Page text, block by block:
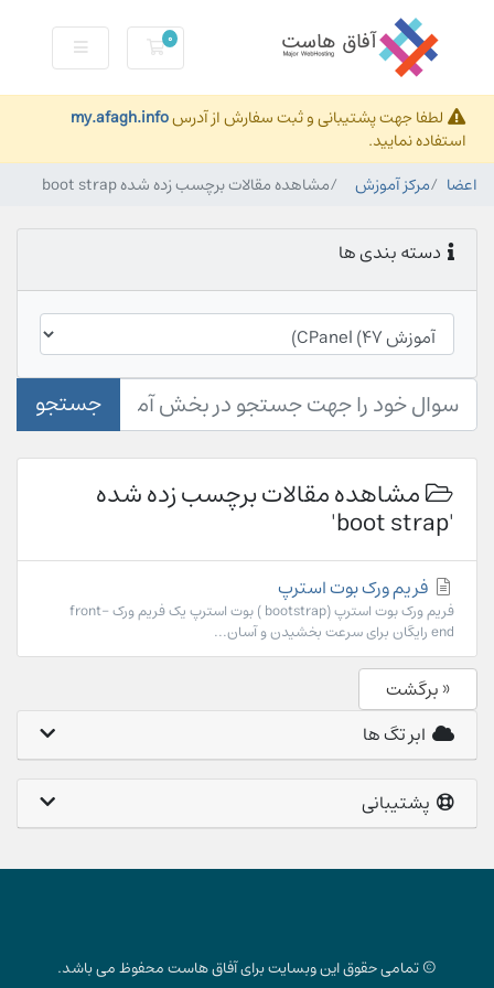
0 کارت خرید
لطفا جهت پشتیبانی و ثبت سفارش از آدرسmy.afagh.info
استفاده نمایید.
اعضا
مرکز آموزش مشاهده مقالات برچسب زده شده boot strap
دسته بندی ها
جستجو
مشاهده مقالات برچسب زده شده
'boot strap'
فریم ورک بوت استرپ
فریم ورک بوت استرپ (bootstrap ) بوت استرپ یک فریم ورک front-
end رایگان برای سرعت بخشیدن و آسان...
« برگشت
ابر تگ ها
پشتیبانی
© تمامی حقوق این وبسایت برای آفاق هاست محفوظ می باشد.